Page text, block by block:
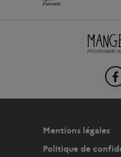
Mentions légales
Politique de